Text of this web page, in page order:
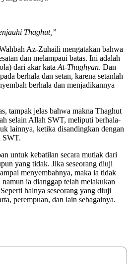
Thaghut,”
Az-Zuhaili mengatakan bahwa
dan melampaui batas. Ini adalah
dari akar kata At-Thughyan. Dan
berhala dan setan, karena setanlah
berhala dan menjadikannya
tampak jelas bahwa makna Thaghut
selain Allah SWT, meliputi berhala-
lainnya, ketika disandingkan dengan
SWT.
untuk kebatilan secara mutlak dari
yang tidak. Jika seseorang diuji
menyembahnya, maka ia tidak
ia dianggap telah melakukan
halnya seseorang yang diuji
perempuan, dan lain sebagainya.